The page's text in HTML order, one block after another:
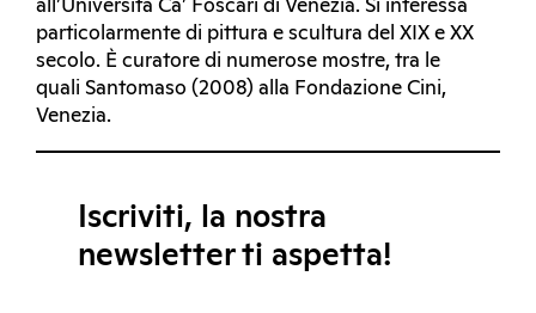
all’Università Ca’ Foscari di Venezia. Si interessa
particolarmente di pittura e scultura del XIX e XX
secolo. È curatore di numerose mostre, tra le
quali Santomaso (2008) alla Fondazione Cini,
Venezia.
Iscriviti, la nostra
newsletter ti aspetta!